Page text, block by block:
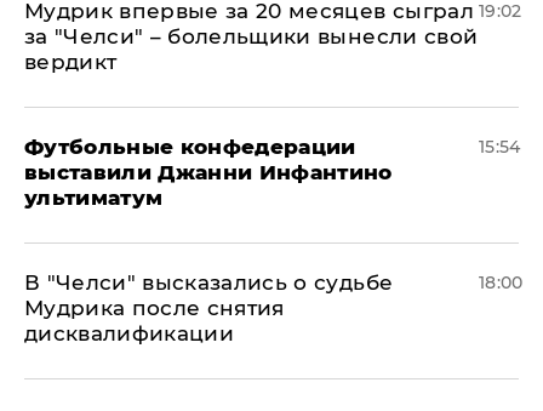
Мудрик впервые за 20 месяцев сыграл
за "Челси" – болельщики вынесли свой
вердикт
19:02
Футбольные конфедерации
выставили Джанни Инфантино
ультиматум
15:54
В "Челси" высказались о судьбе
Мудрика после снятия
дисквалификации
18:00